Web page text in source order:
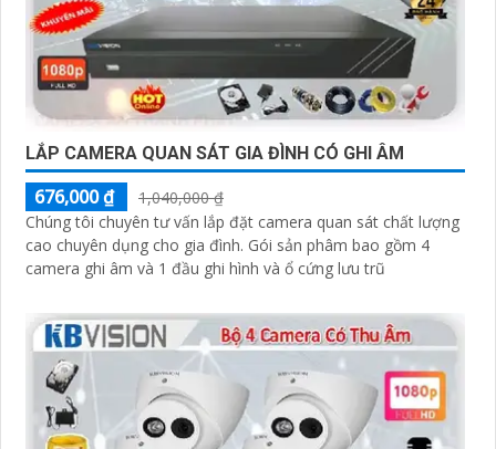
LẮP CAMERA QUAN SÁT GIA ĐÌNH CÓ GHI ÂM
676,000 ₫
1,040,000 ₫
Chúng tôi chuyên tư vấn lắp đặt camera quan sát chất lượng
cao chuyên dụng cho gia đình. Gói sản phâm bao gồm 4
camera ghi âm và 1 đầu ghi hình và ổ cứng lưu trũ